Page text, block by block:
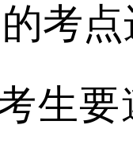
考
要遵